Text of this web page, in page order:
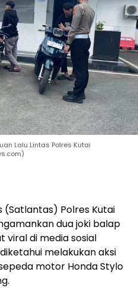
Lalu Lintas Polres Kutai
(Satlantas) Polres Kutai
dua joki balap
viral di media sosial
melakukan aksi
motor Honda Stylo